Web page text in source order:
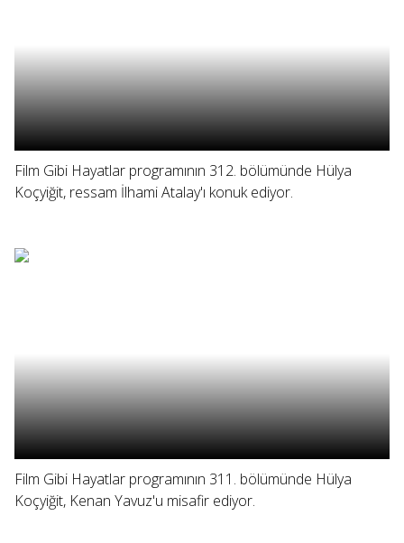
Film Gibi Hayatlar programının 312. bölümünde Hülya
Koçyiğit, ressam İlhami Atalay'ı konuk ediyor.
Film Gibi Hayatlar programının 311. bölümünde Hülya
Koçyiğit, Kenan Yavuz'u misafir ediyor.